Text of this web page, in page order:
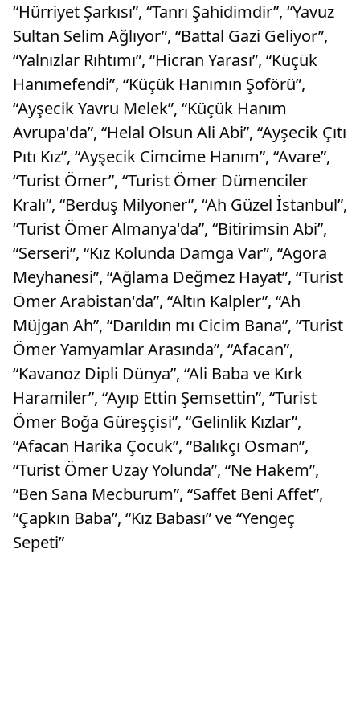
“Hürriyet Şarkısı”, “Tanrı Şahidimdir”, “Yavuz
Sultan Selim Ağlıyor”, “Battal Gazi Geliyor”,
“Yalnızlar Rıhtımı”, “Hicran Yarası”, “Küçük
Hanımefendi”, “Küçük Hanımın Şoförü”,
“Ayşecik Yavru Melek”, “Küçük Hanım
Avrupa'da”, “Helal Olsun Ali Abi”, “Ayşecik Çıtı
Pıtı Kız”, “Ayşecik Cimcime Hanım”, “Avare”,
“Turist Ömer”, “Turist Ömer Dümenciler
Kralı”, “Berduş Milyoner”, “Ah Güzel İstanbul”,
“Turist Ömer Almanya'da”, “Bitirimsin Abi”,
“Serseri”, “Kız Kolunda Damga Var”, “Agora
Meyhanesi”, “Ağlama Değmez Hayat”, “Turist
Ömer Arabistan'da”, “Altın Kalpler”, “Ah
Müjgan Ah”, “Darıldın mı Cicim Bana”, “Turist
Ömer Yamyamlar Arasında”, “Afacan”,
“Kavanoz Dipli Dünya”, “Ali Baba ve Kırk
Haramiler”, “Ayıp Ettin Şemsettin”, “Turist
Ömer Boğa Güreşçisi”, “Gelinlik Kızlar”,
“Afacan Harika Çocuk”, “Balıkçı Osman”,
“Turist Ömer Uzay Yolunda”, “Ne Hakem”,
“Ben Sana Mecburum”, “Saffet Beni Affet”,
“Çapkın Baba”, “Kız Babası” ve “Yengeç
Sepeti”